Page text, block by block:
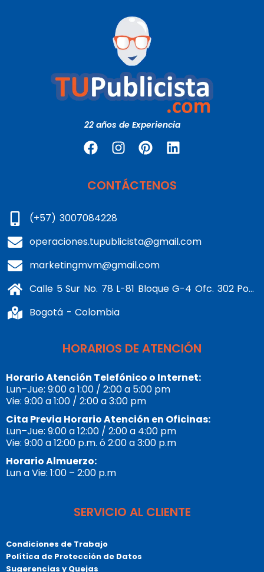
22 años de Experiencia
CONTÁCTENOS
(+57) 3007084228
operaciones.tupublicista@gmail.com
marketingmvm@gmail.com
Calle 5 Sur No. 78 L-81 Bloque G-4 Ofc. 302 Portería 1 Banderas - Kennedy
Bogotá - Colombia
HORARIOS DE ATENCIÓN
Horario Atención Telefónico o Internet:
Lun–Jue: 9:00 a 1:00 / 2:00 a 5:00 pm
Vie: 9:00 a 1:00 / 2:00 a 3:00 pm
Cita Previa Horario Atención en Oficinas:
Lun–Jue: 9:00 a 12:00 / 2:00 a 4:00 pm
Vie: 9:00 a 12:00 p.m. ó 2:00 a 3:00 p.m
Horario Almuerzo:
Lun a Vie: 1:00 – 2:00 p.m
SERVICIO AL CLIENTE
Condiciones de Trabajo
Política de Protección de Datos
Sugerencias y Quejas